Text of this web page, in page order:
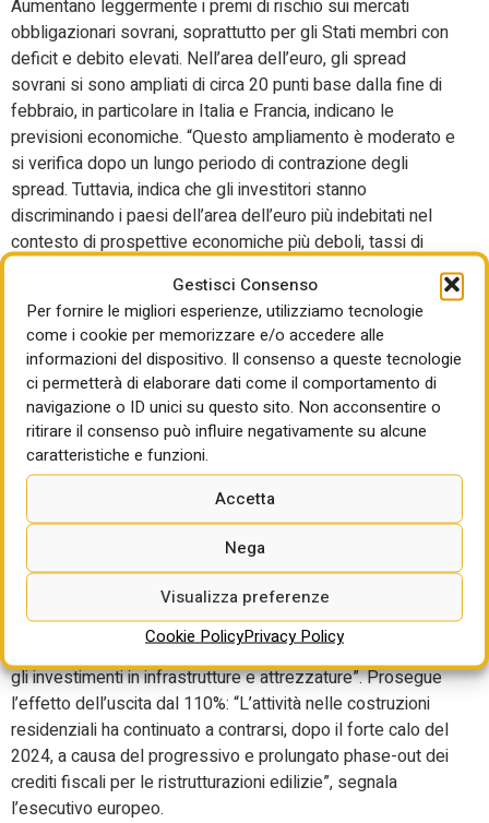
Gestisci Consenso
Per fornire le migliori esperienze, utilizziamo tecnologie
come i cookie per memorizzare e/o accedere alle
informazioni del dispositivo. Il consenso a queste tecnologie
ci permetterà di elaborare dati come il comportamento di
navigazione o ID unici su questo sito. Non acconsentire o
ritirare il consenso può influire negativamente su alcune
caratteristiche e funzioni.
Accetta
Nega
Visualizza preferenze
Cookie PolicyPrivacy Policy
Aumentano leggermente i premi di rischio sui mercati
obbligazionari sovrani, soprattutto per gli Stati membri con
deficit e debito elevati. Nell’area dell’euro, gli spread
sovrani si sono ampliati di circa 20 punti base dalla fine di
febbraio, in particolare in Italia e Francia, indicano le
previsioni economiche. “Questo ampliamento è moderato e
si verifica dopo un lungo periodo di contrazione degli
spread. Tuttavia, indica che gli investitori stanno
discriminando i paesi dell’area dell’euro più indebitati nel
contesto di prospettive economiche più deboli, tassi di
interesse più elevati e dei potenziali costi fiscali associati
alla protezione di imprese e famiglie dall’onere
dell’aumento dei prezzi dell’energia”, precisa l’esecutivo
Ue. Ma, oltre al caro-energia anche i dazi statunitensi
pesano sulle prospettive economiche dell’Italia. .
“L’impatto dei dazi Usa” e le interruzioni in alcuni mercati di
esportazione dovute al conflitto in Medio Oriente
“dovrebbero peggiorare ulteriormente le prospettive
dell’export di beni”.
La Commissione osserva inoltre che i consumi privati
“sono destinati a rallentare” per effetto della riduzione del
reddito disponibile reale, mentre gli investimenti
“dovrebbero rallentare rispetto al 2025” a causa delle
tensioni geopolitiche e dell’aumento dei tassi d’interesse.
Bruxelles sottolinea infine che il Pnrr “continua a sostenere
gli investimenti in infrastrutture e attrezzature”. Prosegue
l’effetto dell’uscita dal 110%: “L’attività nelle costruzioni
residenziali ha continuato a contrarsi, dopo il forte calo del
2024, a causa del progressivo e prolungato phase-out dei
crediti fiscali per le ristrutturazioni edilizie”, segnala
l’esecutivo europeo.